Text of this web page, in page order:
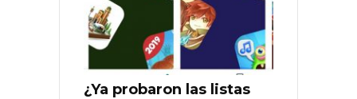
¿Ya probaron las listas